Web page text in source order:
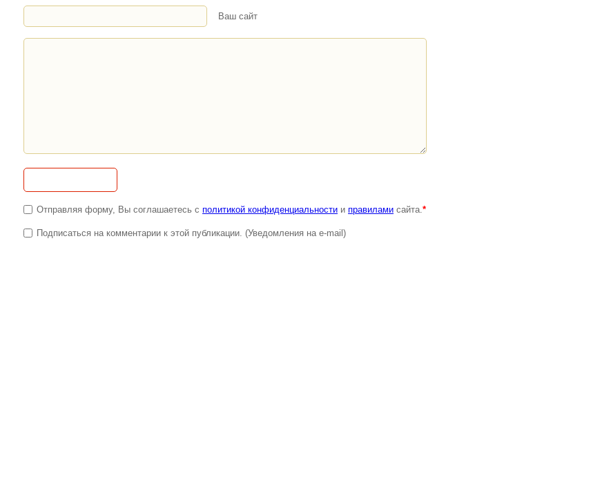
Ваш сайт
Отправляя форму, Вы соглашаетесь с политикой конфиденциальности и правилами сайта. *
Подписаться на комментарии к этой публикации. (Уведомления на e-mail)